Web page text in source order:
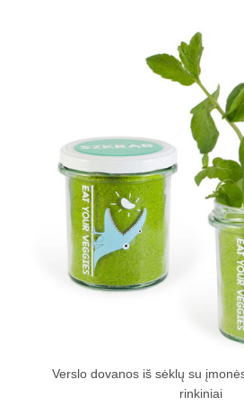
Verslo dovanos iš sėklų su
rinkiniai